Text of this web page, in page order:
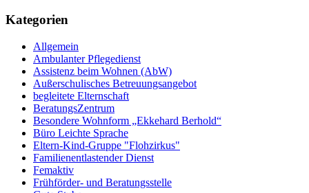
Kategorien
Allgemein
Ambulanter Pflegedienst
Assistenz beim Wohnen (AbW)
Außerschulisches Betreuungsangebot
begleitete Elternschaft
BeratungsZentrum
Besondere Wohnform „Ekkehard Berhold“​
Büro Leichte Sprache
Eltern-Kind-Gruppe "Flohzirkus"
Familienentlastender Dienst
Femaktiv
Frühförder- und Beratungsstelle